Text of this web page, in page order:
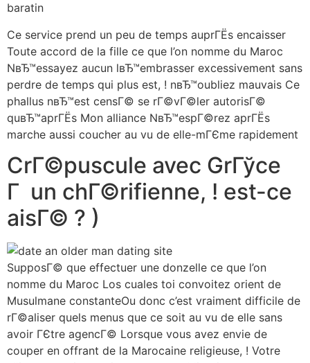
baratin
Ce service prend un peu de temps auprГЁs encaisser
Toute accord de la fille ce que l’on nomme du Maroc
NвЂ™essayez aucun lвЂ™embrasser excessivement sans
perdre de temps qui plus est, ! nвЂ™oubliez mauvais Ce
phallus nвЂ™est censГ© se rГ©vГ©ler autorisГ©
quвЂ™aprГЁs Mon alliance NвЂ™espГ©rez aprГЁs
marche aussi coucher au vu de elle-mГЄme rapidement
CrГ©puscule avec GrГўce
Г un chГ©rifienne, ! est-ce
aisГ© ? )
SupposГ© que effectuer une donzelle ce que l’on
nomme du Maroc Los cuales toi convoitez orient de
Musulmane constanteOu donc c’est vraiment difficile de
rГ©aliser quels menus que ce soit au vu de elle sans
avoir ГЄtre agencГ© Lorsque vous avez envie de
couper en offrant de la Marocaine religieuse, ! Votre